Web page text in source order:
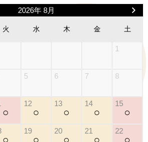
2026年 8月
火 水 木 金 土
1
5 6 7 8
○
12
○
13
○
14
○
15
○
19 20 21 22